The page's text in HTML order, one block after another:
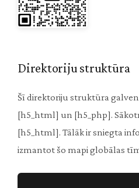
Direktoriju struktūra
Šī direktoriju struktūra
[h5_html] un [h5_php].
[h5_html]. Tālāk ir sniegta
izmantot šo mapi globālas